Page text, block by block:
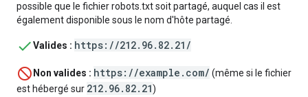
possible que le fichier robots.txt soit partagé, auquel cas il est
également disponible sous le nom d'hôte partagé.
Valides : https://212.96.82.21/
Non valides : https://example.com/ (même si le fichier
est hébergé sur 212.96.82.21)